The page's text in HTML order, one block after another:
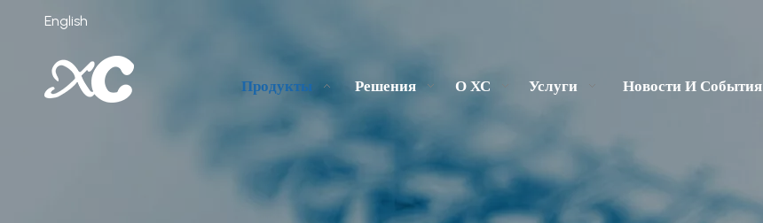
English
Продукты Решения О ХС Услуги Новости И События